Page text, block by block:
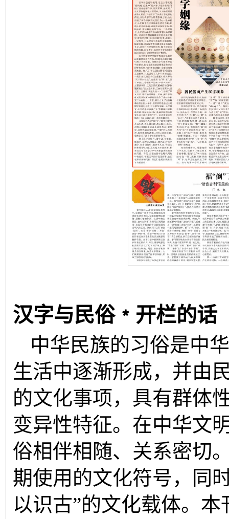
汉字与民俗﹡开栏的话
中华民族的习俗是中
生活中逐渐形成，并由
的文化事项，具有群体
变异性特征。在中华文
俗相伴相随、关系密切
期使用的文化符号，同
以识古”的文化载体。